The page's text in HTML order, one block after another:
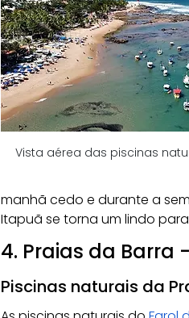
Vista aérea das piscinas
manhã cedo e durante a
Itapuã se torna um lindo
4. Praias da Barra
Piscinas naturais da